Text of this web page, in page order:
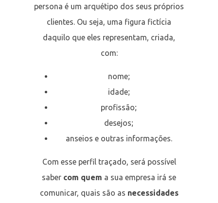
persona é um arquétipo dos seus próprios
clientes. Ou seja, uma figura fictícia
daquilo que eles representam, criada,
com:
nome;
idade;
profissão;
desejos;
anseios e outras informações.
Com esse perfil traçado, será possível
saber com quem a sua empresa irá se
comunicar, quais são as necessidades